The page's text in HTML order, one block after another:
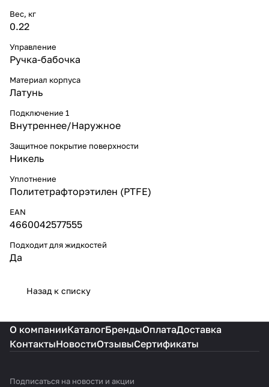
Вес, кг
0.22
Управление
Ручка-бабочка
Материал корпуса
Латунь
Подключение 1
Внутреннее/Наружное
Защитное покрытие поверхности
Никель
Уплотнение
Политетрафторэтилен (PTFE)
EAN
4660042577555
Подходит для жидкостей
Да
Назад к списку
О компанииКаталогБрендыОплатаДоставка
КонтактыНовостиОтзывыСертификаты
Подписаться на новости и акции